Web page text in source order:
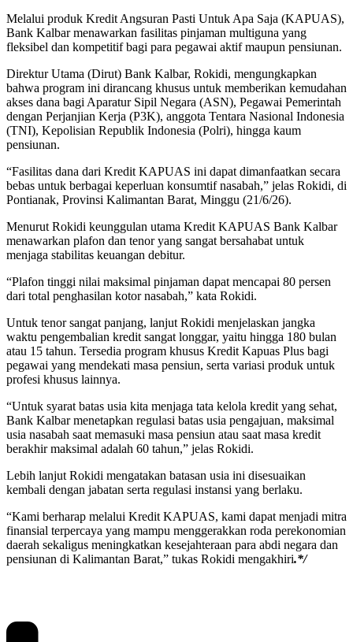
Melalui produk Kredit Angsuran Pasti Untuk Apa Saja (KAPUAS),
Bank Kalbar menawarkan fasilitas pinjaman multiguna yang
fleksibel dan kompetitif bagi para pegawai aktif maupun pensiunan.
Direktur Utama (Dirut) Bank Kalbar, Rokidi, mengungkapkan
bahwa program ini dirancang khusus untuk memberikan kemudahan
akses dana bagi Aparatur Sipil Negara (ASN), Pegawai Pemerintah
dengan Perjanjian Kerja (P3K), anggota Tentara Nasional Indonesia
(TNI), Kepolisian Republik Indonesia (Polri), hingga kaum
pensiunan.
“Fasilitas dana dari Kredit KAPUAS ini dapat dimanfaatkan secara
bebas untuk berbagai keperluan konsumtif nasabah,” jelas Rokidi, di
Pontianak, Provinsi Kalimantan Barat, Minggu (21/6/26).
Menurut Rokidi keunggulan utama Kredit KAPUAS Bank Kalbar
menawarkan plafon dan tenor yang sangat bersahabat untuk
menjaga stabilitas keuangan debitur.
“Plafon tinggi nilai maksimal pinjaman dapat mencapai 80 persen
dari total penghasilan kotor nasabah,” kata Rokidi.
Untuk tenor sangat panjang, lanjut Rokidi menjelaskan jangka
waktu pengembalian kredit sangat longgar, yaitu hingga 180 bulan
atau 15 tahun. Tersedia program khusus Kredit Kapuas Plus bagi
pegawai yang mendekati masa pensiun, serta variasi produk untuk
profesi khusus lainnya.
“Untuk syarat batas usia kita menjaga tata kelola kredit yang sehat,
Bank Kalbar menetapkan regulasi batas usia pengajuan, maksimal
usia nasabah saat memasuki masa pensiun atau saat masa kredit
berakhir maksimal adalah 60 tahun,” jelas Rokidi.
Lebih lanjut Rokidi mengatakan batasan usia ini disesuaikan
kembali dengan jabatan serta regulasi instansi yang berlaku.
“Kami berharap melalui Kredit KAPUAS, kami dapat menjadi mitra
finansial terpercaya yang mampu menggerakkan roda perekonomian
daerah sekaligus meningkatkan kesejahteraan para abdi negara dan
pensiunan di Kalimantan Barat,” tukas Rokidi mengakhiri.*/